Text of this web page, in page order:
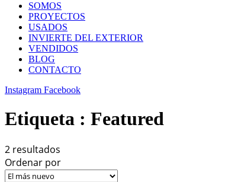
SOMOS
PROYECTOS
USADOS
INVIERTE DEL EXTERIOR
VENDIDOS
BLOG
CONTACTO
Instagram Facebook
Etiqueta : Featured
2 resultados
Ordenar por